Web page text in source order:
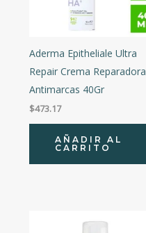
Aderma Epitheliale Ultra
Repair Crema Reparadora
Antimarcas 40Gr
$473.17
AÑADIR AL
CARRITO